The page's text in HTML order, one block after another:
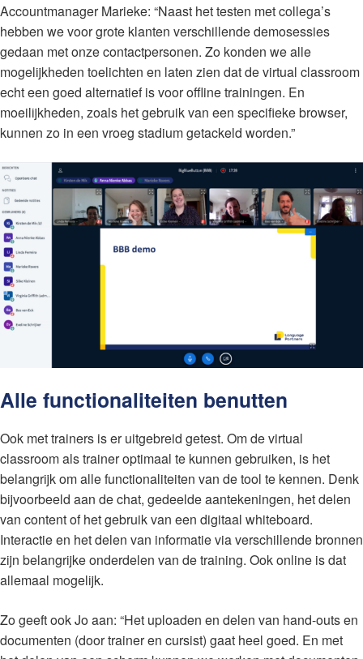
Accountmanager Marieke: “Naast het testen met collega’s
hebben we voor grote klanten verschillende demosessies
gedaan met onze contactpersonen. Zo konden we alle
mogelijkheden toelichten en laten zien dat de virtual classroom
echt een goed alternatief is voor offline trainingen. En
moeilijkheden, zoals het gebruik van een specifieke browser,
kunnen zo in een vroeg stadium getackeld worden.”
Alle functionaliteiten benutten
Ook met trainers is er uitgebreid getest. Om de virtual
classroom als trainer optimaal te kunnen gebruiken, is het
belangrijk om alle functionaliteiten van de tool te kennen. Denk
bijvoorbeeld aan de chat, gedeelde aantekeningen, het delen
van content of het gebruik van een digitaal whiteboard.
Interactie en het delen van informatie via verschillende bronnen
zijn belangrijke onderdelen van de training. Ook online is dat
allemaal mogelijk.
Zo geeft ook Jo aan: “Het uploaden en delen van hand-outs en
documenten (door trainer en cursist) gaat heel goed. En met